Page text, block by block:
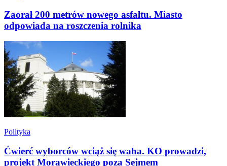
Zaorał 200 metrów nowego asfaltu. Miasto
odpowiada na roszczenia rolnika
Polityka
Ćwierć wyborców wciąż się waha. KO prowadzi,
projekt Morawieckiego poza Sejmem